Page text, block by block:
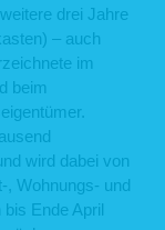
drei Jahre
– auch
im
beim
wird dabei von
, Wohnungs- und
Ende April